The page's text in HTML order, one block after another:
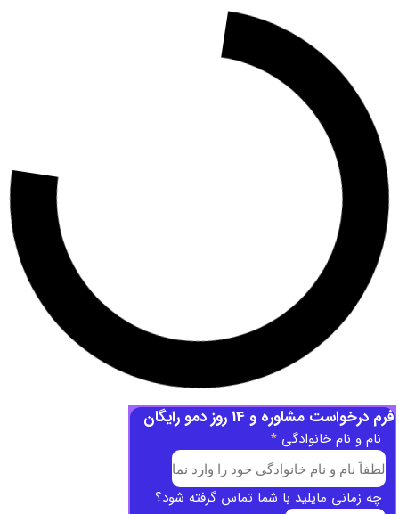
فرم درخواست مشاوره و 14 روز دمو رایگان
نام و نام خانوادگی *
چه زمانی مایلید با شما تماس گرفته شود؟